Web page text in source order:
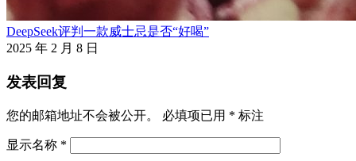
DeepSeek评判一款威士忌是否“好喝”
2025 年 2 月 8 日
发表回复
您的邮箱地址不会被公开。 必填项已用 * 标注
显示名称 *